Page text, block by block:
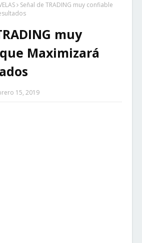
Señal de TRADING muy confiable
muy
Maximizará
15, 2019